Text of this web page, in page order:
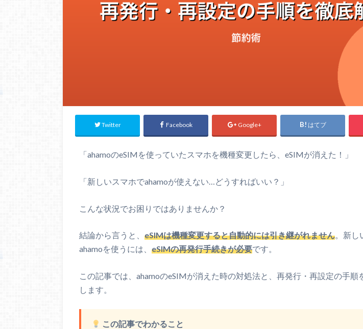
Twitter Facebook Google+ はてブ
「ahamoのeSIMを使っていたスマホを機種変更したら、eSIMが消えた！」
「新しいスマホでahamoが使えない…どうすればいい？」
こんな状況でお困りではありませんか？
結論から言うと、 eSIMは機種変更すると自動的には引き継がれません。新し
ahamoを使うには、 eSIMの再発行手続きが必要です。
この記事では、ahamoのeSIMが消えた時の対処法と、再発行・再設定の手順
します。
この記事でわかること